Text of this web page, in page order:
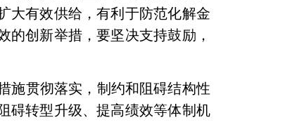
大有效供给，有利于防范化解金
创新举措，要坚决支持鼓励，
施贯彻落实，制约和阻碍结构性
碍转型升级、提高绩效等体制机